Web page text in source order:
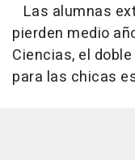
Las alumnas
pierden medio
Ciencias, el
para las chicas